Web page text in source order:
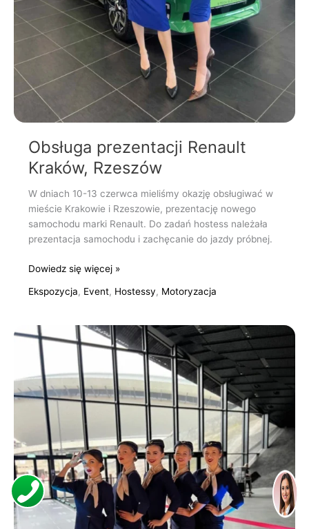
Obsługa prezentacji Renault
Kraków, Rzeszów
W dniach 10-13 czerwca mieliśmy okazję obsługiwać w
mieście Krakowie i Rzeszowie, prezentację nowego
samochodu marki Renault. Do zadań hostess należała
prezentacja samochodu i zachęcanie do jazdy próbnej.
Dowiedz się więcej »
Ekspozycja, Event, Hostessy, Motoryzacja
Obsługa
Wydarzenia
dla
Górnośląskiego
Towarzystwa
Lotniczego
Katowicach